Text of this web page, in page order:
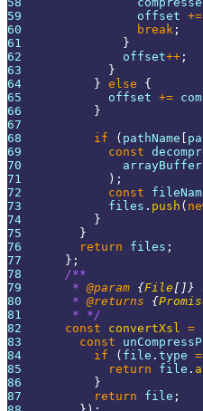
59
                offset
+=
60
break ;
61
}
62
              offset
++ ;
63
}
64
} else
{
65
            offset
+=
66
}
67
68
if ( pathName
69
const
70
              arrayBuffer
71
) ;
72
const
73
            files
. push (
74
}
75
}
76
return files ;
77
} ;
78
/**
79
       *
@param {File [ ] }
80
       *
@returns {
81
       * */
82
const convertXsl =
83
const
84
if ( file . type
85
return file .
86
}
87
return file ;